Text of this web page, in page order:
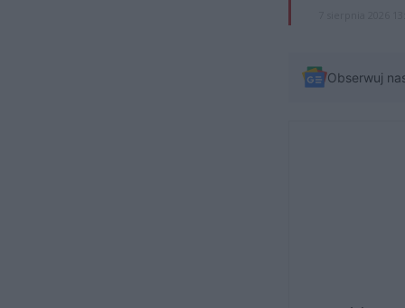
Obserwuj